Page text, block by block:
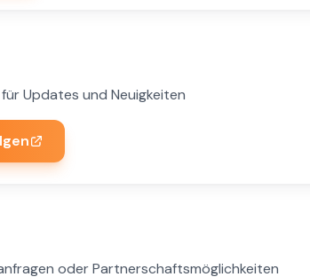
Updates und Neuigkeiten
oder Partnerschaftsmöglichkeiten